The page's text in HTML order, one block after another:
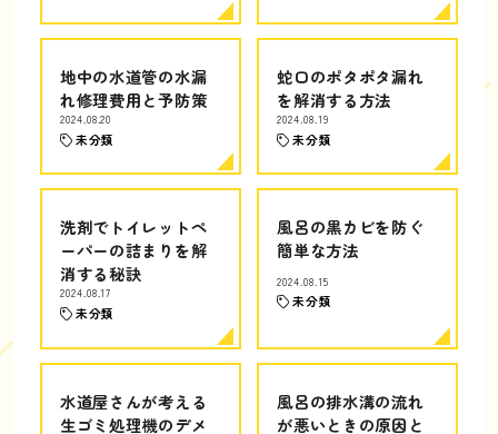
地中の水道管の水漏
れ修理費用と予防策
2024.08.20
未分類
蛇口のポタポタ漏れ
を解消する方法
2024.08.19
未分類
洗剤でトイレットペ
ーパーの詰まりを解
消する秘訣
2024.08.17
未分類
風呂の黒カビを防ぐ
簡単な方法
2024.08.15
未分類
水道屋さんが考える
生ゴミ処理機のデメ
風呂の排水溝の流れ
が悪いときの原因と